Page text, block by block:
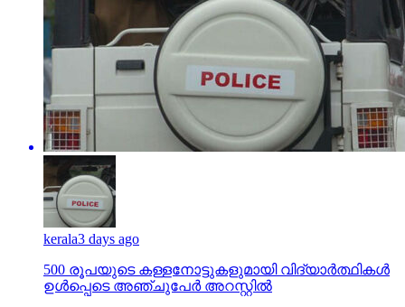
kerala3 days ago
500 രൂപയുടെ കള്ളനോട്ടുകളുമായി വിദ്യാര്‍ത്ഥികള്‍
ഉള്‍പ്പെടെ അഞ്ചുപേര്‍ അറസ്റ്റില്‍